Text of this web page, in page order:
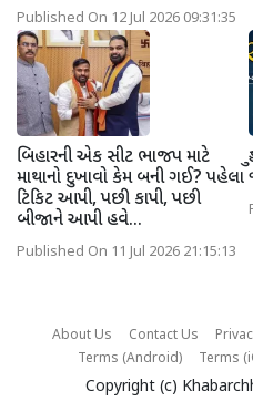
Published On 12 Jul 2026 09:31:35
બિહારની એક સીટ ભાજપ માટે
માથાનો દુખાવો કેમ બની ગઈ? પહેલા
ટિકિટ આપી, પછી કાપી, પછી
બીજાને આપી હવે...
Published On 11 Jul 2026 21:15:13
About Us Contact Us
Terms (Android)
Terms
Copyright (c)